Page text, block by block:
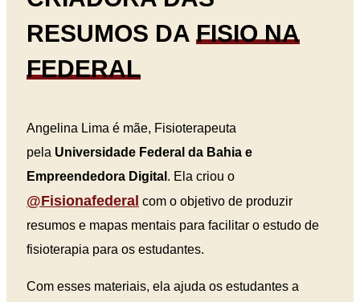
RESUMOS DA FISIO NA
FEDERAL
Angelina Lima é mãe, Fisioterapeuta
pela Universidade Federal da Bahia e
Empreendedora Digital . Ela criou o
@fisionafederal com o objetivo de produzir
resumos e mapas mentais para facilitar o estudo de
fisioterapia para os estudantes.
Com esses materiais, ela ajuda os estudantes a